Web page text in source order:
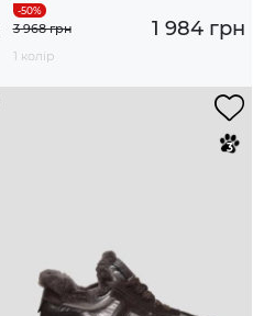
1 984 грн
3 968 грн
1 колір